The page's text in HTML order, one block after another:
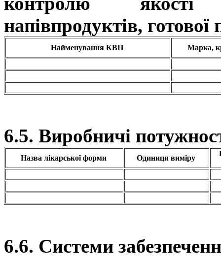
напівпродуктів,
Найменування КВП Марка,
6.5. Виробничі
Назва лікарської форми Одиниця виміру
6.6. Системи